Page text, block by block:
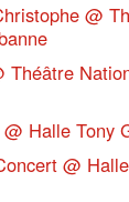
@
Théâtre
Halle Tony
@